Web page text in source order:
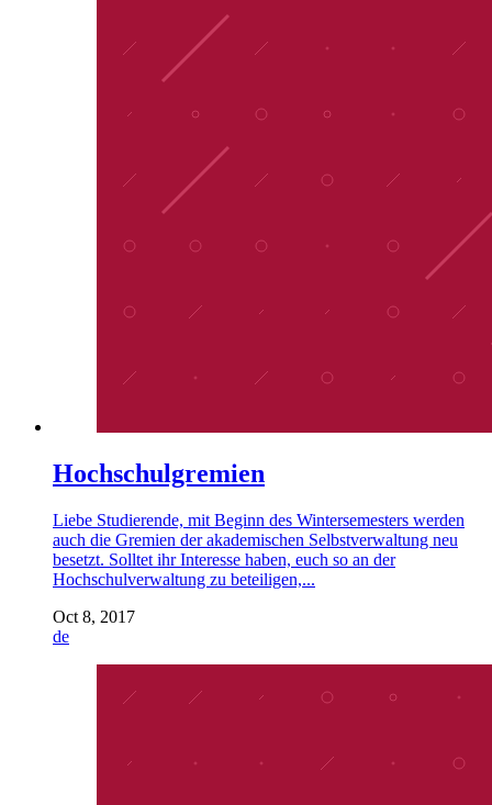
Hochschulgremien
Liebe Studierende, mit Beginn des Wintersemesters werden
auch die Gremien der akademischen Selbstverwaltung neu
besetzt. Solltet ihr Interesse haben, euch so an der
Hochschulverwaltung zu beteiligen,...
Oct 8, 2017
de